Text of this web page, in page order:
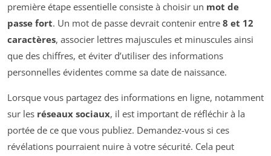
première étape essentielle consiste à choisir un mot de
passe fort. Un mot de passe devrait contenir entre 8 et 12
caractères, associer lettres majuscules et minuscules ainsi
que des chiffres, et éviter d’utiliser des informations
personnelles évidentes comme sa date de naissance.
Lorsque vous partagez des informations en ligne, notamment
sur les réseaux sociaux, il est important de réfléchir à la
portée de ce que vous publiez. Demandez-vous si ces
révélations pourraient nuire à votre sécurité. Cela peut